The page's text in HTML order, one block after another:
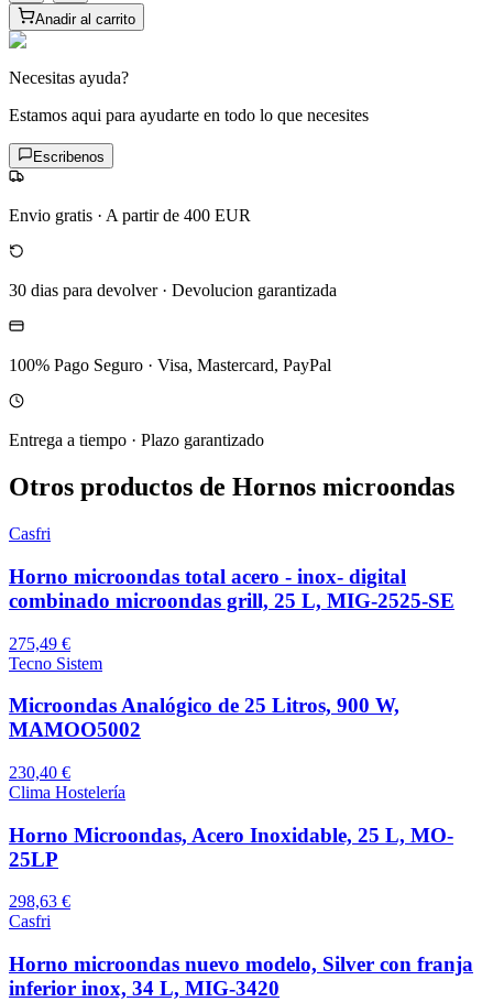
Anadir al carrito
Necesitas ayuda?
Estamos aqui para ayudarte en todo lo que necesites
Escribenos
Envio gratis · A partir de 400 EUR
30 dias para devolver· Devolucion garantizada
100% Pago Seguro · Visa, Mastercard, PayPal
Entrega a tiempo · Plazo garantizado
Otros productos de Hornos microondas
Casfri
Horno microondas total acero - inox- digital
combinado microondas grill, 25 L, MIG-2525-SE
275,49 €
Tecno Sistem
Microondas Analógico de 25 Litros, 900 W,
MAMOO5002
230,40 €
Clima Hostelería
Horno Microondas, Acero Inoxidable, 25 L, MO-
25LP
298,63 €
Casfri
Horno microondas nuevo modelo, Silver con franja
inferior inox, 34 L, MIG-3420